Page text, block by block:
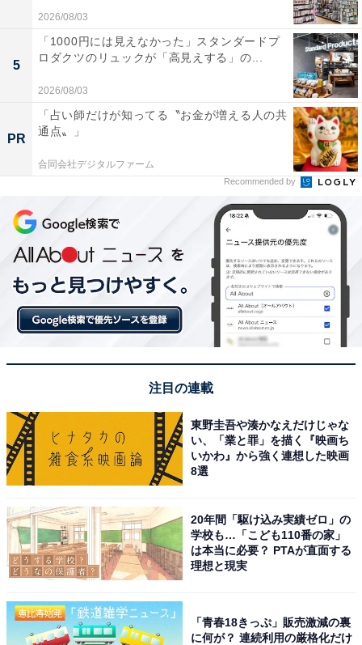
2026/08/03
5
「1000円には見えなかった」スタンダードプ
ロダクツのリュックが「高見えする」の...
2026/08/03
PR
「占い師だけが知ってる〝お金が増える人の共
通点〟」
合同会社デジタルファーム
Recommended by
注目の連載
東野圭吾や湊かなえだけじゃな
い、「業と罪」を描く『映画ち
いかわ』から強く連想した映画
8選
20年間「駆け込み実績ゼロ」の
学校も…「こども110番の家」
は本当に必要？ PTAが直面する
理想と現実
「青春18きっぷ」販売激減の裏
に何が？ 連続利用の厳格化だけ